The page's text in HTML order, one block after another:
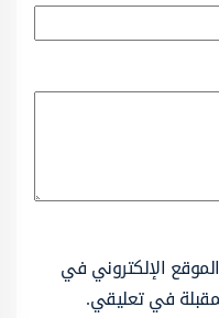
الإلكتروني في
في تعليقي.